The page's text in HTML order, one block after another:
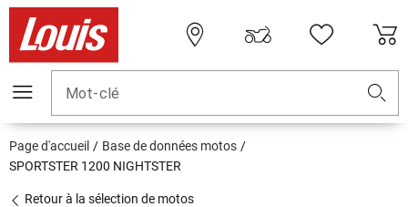
Mot-clé
Page d'accueil
Base de données motos
SPORTSTER 1200 NIGHTSTER
Retour à la sélection de motos